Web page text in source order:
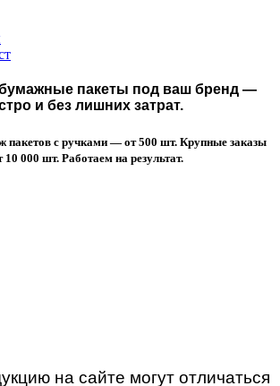
пакеты под ваш бренд —
и без лишних затрат.
с ручками — от 500 шт. Крупные заказы
000 шт. Работаем на результат.
на сайте могут отличаться